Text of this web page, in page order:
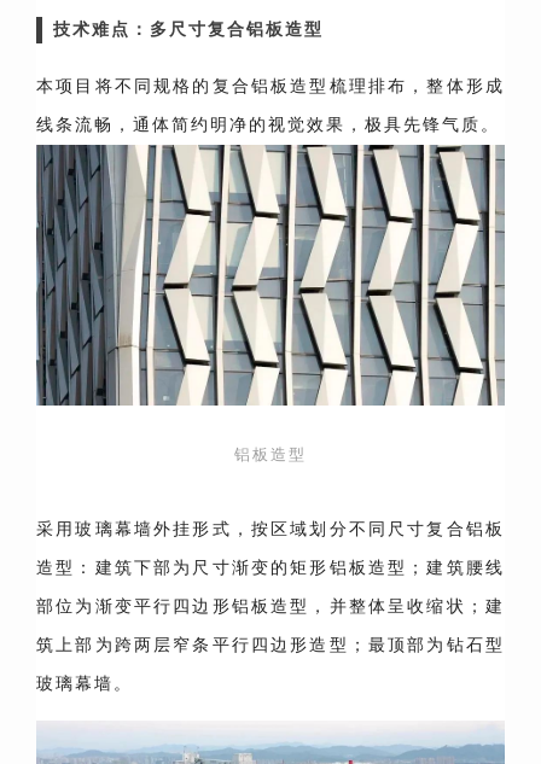
技术难点：多尺寸复合铝板造型
本项目将不同规格的复合铝板造型梳理排布，整体形成
线条流畅，通体简约明净的视觉效果，极具先锋气质。
铝板造型
采用玻璃幕墙外挂形式，按区域划分不同尺寸复合铝板
造型：建筑下部为尺寸渐变的矩形铝板造型；建筑腰线
部位为渐变平行四边形铝板造型，并整体呈收缩状；建
筑上部为跨两层窄条平行四边形造型；最顶部为钻石型
玻璃幕墙。